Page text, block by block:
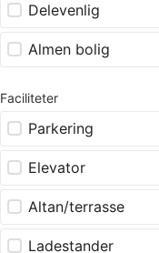
Delevenlig
Almen bolig
Faciliteter
Parkering
Elevator
Altan/terrasse
Ladestander